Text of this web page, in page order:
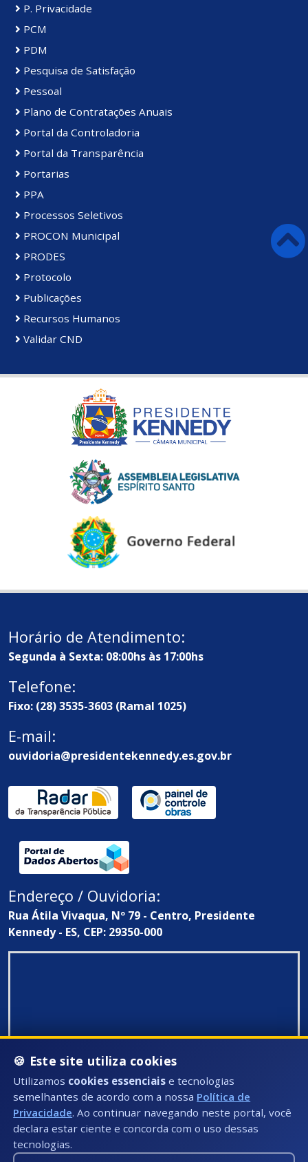
P. Privacidade
PCM
PDM
Pesquisa de Satisfação
Pessoal
Plano de Contratações Anuais
Portal da Controladoria
Portal da Transparência
Portarias
PPA
Processos Seletivos
PROCON Municipal
PRODES
Protocolo
Publicações
Recursos Humanos
Validar CND
Horário de Atendimento:
Segunda à Sexta: 08:00hs às 17:00hs
Telefone:
Fixo: (28) 3535-3603 (Ramal 1025)
E-mail:
ouvidoria@presidentekennedy.es.gov.br
Endereço / Ouvidoria:
Rua Átila Vivaqua, Nº 79 - Centro, Presidente
Kennedy - ES, CEP: 29350-000
🍪 Este site utiliza cookies
Utilizamos cookies essenciais e tecnologias
semelhantes de acordo com a nossa Política de
Privacidade. Ao continuar navegando neste portal, você
declara estar ciente e concorda com o uso dessas
tecnologias.